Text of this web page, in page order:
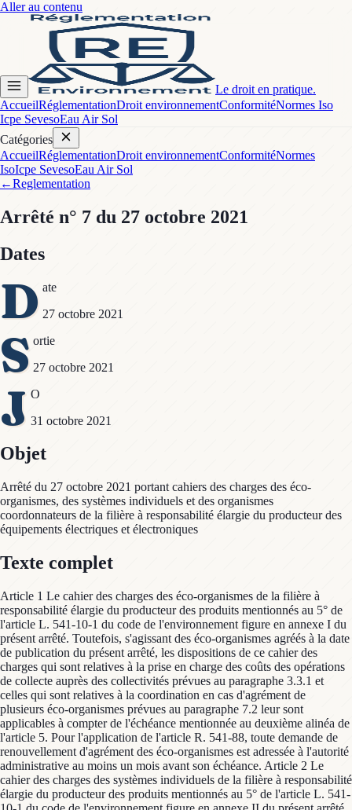
Aller au contenu
Le droit en pratique.
AccueilRéglementationDroit environnementConformitéNormes Iso
Icpe SevesoEau Air Sol
Catégories
AccueilRéglementationDroit environnementConformitéNormes
IsoIcpe SevesoEau Air Sol
←Reglementation
Arrêté n° 7 du 27 octobre 2021
Dates
D ate
27 octobre 2021
S ortie
27 octobre 2021
J O
31 octobre 2021
Objet
Arrêté du 27 octobre 2021 portant cahiers des charges des éco-
organismes, des systèmes individuels et des organismes
coordonnateurs de la filière à responsabilité élargie du producteur des
équipements électriques et électroniques
Texte complet
Article 1 Le cahier des charges des éco-organismes de la filière à
responsabilité élargie du producteur des produits mentionnés au 5° de
l'article L. 541-10-1 du code de l'environnement figure en annexe I du
présent arrêté. Toutefois, s'agissant des éco-organismes agréés à la date
de publication du présent arrêté, les dispositions de ce cahier des
charges qui sont relatives à la prise en charge des coûts des opérations
de collecte auprès des collectivités prévues au paragraphe 3.3.1 et
celles qui sont relatives à la coordination en cas d'agrément de
plusieurs éco-organismes prévues au paragraphe 7.2 leur sont
applicables à compter de l'échéance mentionnée au deuxième alinéa de
l'article 5. Pour l'application de l'article R. 541-88, toute demande de
renouvellement d'agrément des éco-organismes est adressée à l'autorité
administrative au moins un mois avant son échéance. Article 2 Le
cahier des charges des systèmes individuels de la filière à responsabilité
élargie du producteur des produits mentionnés au 5° de l'article L. 541-